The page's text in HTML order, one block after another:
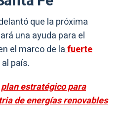
que la próxima
una ayuda para el
el marco de lafuerte
país.
estratégico para
de energías renovables